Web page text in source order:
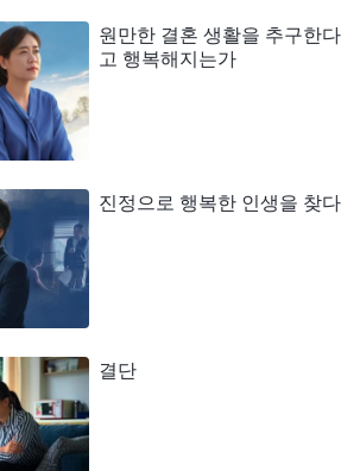
원만한 결혼 생활을 추구한다
고 행복해지는가
진정으로 행복한 인생을 찾다
결단